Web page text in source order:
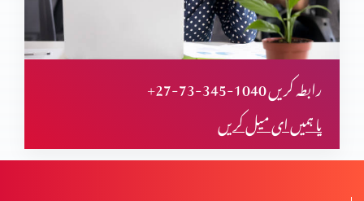
+27-73-345-1040 رابطہ کریں
یا ہمیں ای میل کریں